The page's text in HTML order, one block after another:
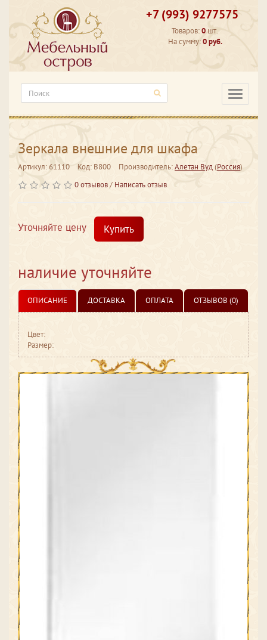
+7 (993) 9277575
Товаров:0 шт.
На сумму:0 руб.
Зеркала внешние для шкафа
Артикул: 61110 Код: В800 Производитель:Алетан Вуд(Россия)
0 отзывов/ Написать отзыв
Уточняйте цену Купить
наличие уточняйте
ОПИСАНИЕ ДОСТАВКА ОПЛАТА ОТЗЫВОВ (0)
Цвет:
Размер: